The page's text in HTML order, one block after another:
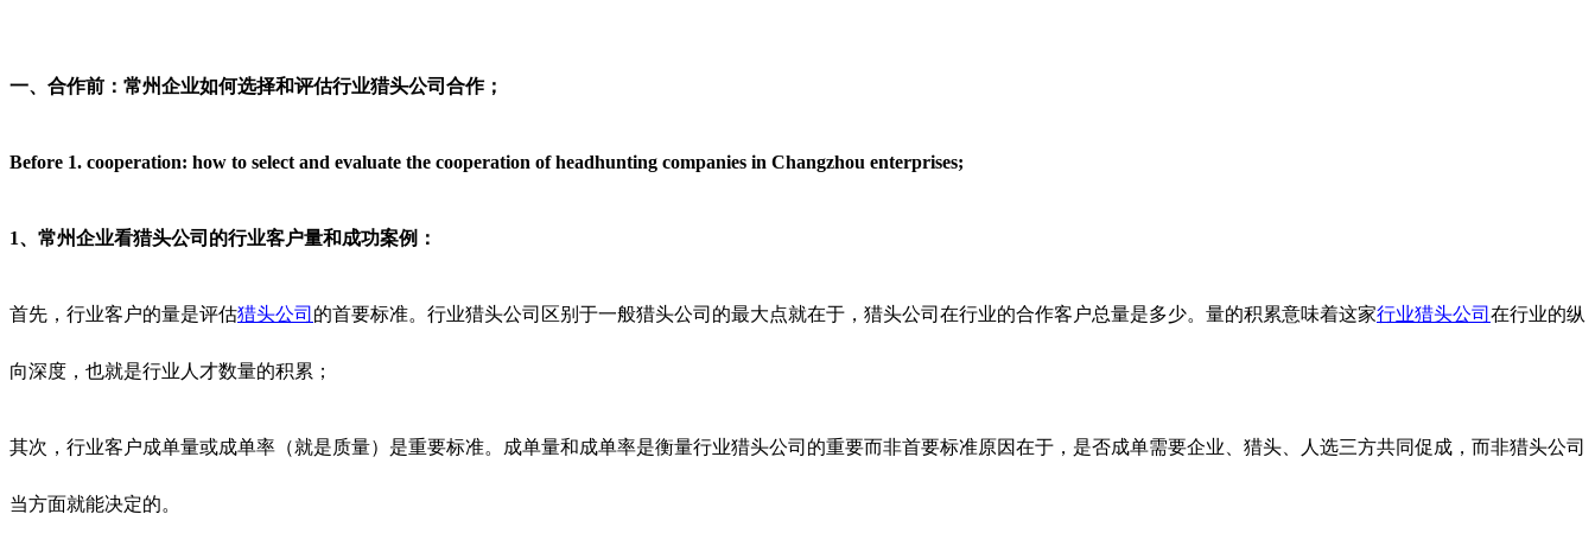
一、合作前：常州企业如何选择和评估行业猎头公司合作；
Before 1. cooperation: how to select and evaluate the cooperation of headhunting companies in Changzhou enterprises;
1、 常州企业看猎头公司的行业客户量和成功案例：
首先，行业客户的量是评估猎头公司 的首要标准。行业猎头公司区别于一般猎头公司的最大点就在于，猎头公司在行业的合作客户总量是多少。量的积累意味着这家行业猎头公司 在行业的纵
向深度，也就是行业人才数量的积累；
其次，行业客户成单量或成单率（就是质量）是重要标准。成单量和成单率是衡量行业猎头公司的重要而非首要标准原因在于，是否成单需要企业、猎头、人选三方共同促成，而非猎头公司
当方面就能决定的。